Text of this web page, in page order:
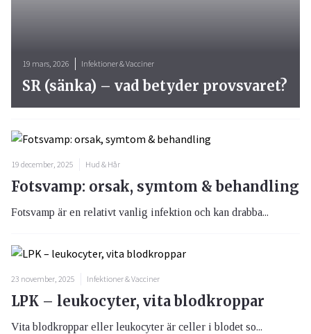
19 mars, 2026 Infektioner & Vacciner
SR (sänka) – vad betyder provsvaret?
19 december, 2025 Hud & Hår
Fotsvamp: orsak, symtom & behandling
Fotsvamp är en relativt vanlig infektion och kan drabba...
23 november, 2025 Infektioner & Vacciner
LPK – leukocyter, vita blodkroppar
Vita blodkroppar eller leukocyter är celler i blodet so...